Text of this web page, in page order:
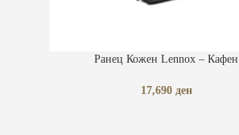
ПРОЧИТАЈ ПОВЕЌЕ
Ранец Кожен Lennox – Кафен
17,690 ден